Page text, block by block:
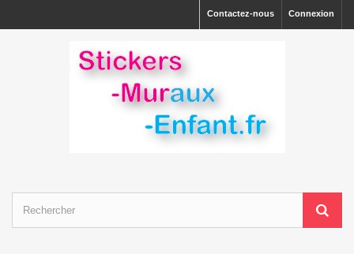
Connexion
Contactez-nous